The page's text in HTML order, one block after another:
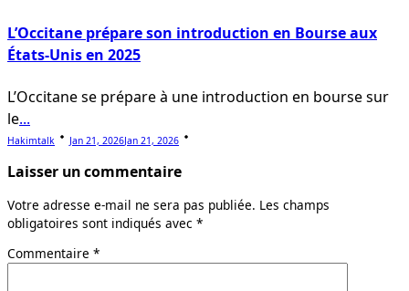
L’Occitane prépare son introduction en Bourse aux
États-Unis en 2025
L’Occitane se prépare à une introduction en bourse sur
le...
Hakimtalk Jan 21, 2026Jan 21, 2026
Laisser un commentaire
Votre adresse e-mail ne sera pas publiée. Les champs
obligatoires sont indiqués avec *
Commentaire *